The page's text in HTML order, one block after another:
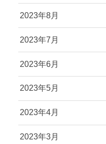
2023年8月
2023年7月
2023年6月
2023年5月
2023年4月
2023年3月